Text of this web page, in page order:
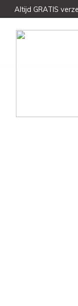
Altijd GRATIS
Meest unieke